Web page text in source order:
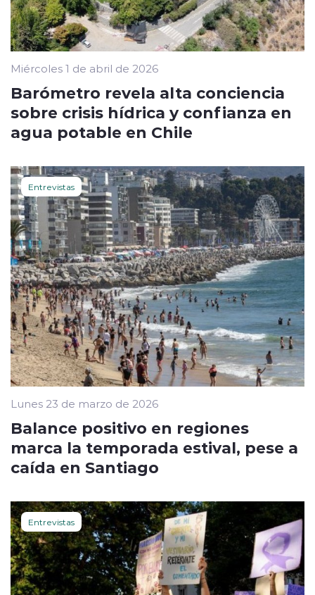
Miércoles 1 de abril de 2026
Barómetro revela alta conciencia
sobre crisis hídrica y confianza en
agua potable en Chile
Entrevistas
Lunes 23 de marzo de 2026
Balance positivo en regiones
marca la temporada estival, pese a
caída en Santiago
Entrevistas